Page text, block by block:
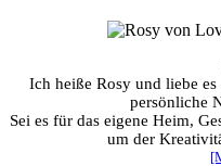
Ich heiße Rosy und liebe
persönliche
Sei es für das eigene Heim,
um der